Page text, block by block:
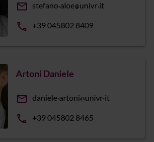
email stefano aloe univr it
phone +39 045802 8409
Artoni Daniele
email daniele artoni univr it
phone +39 045802 8465